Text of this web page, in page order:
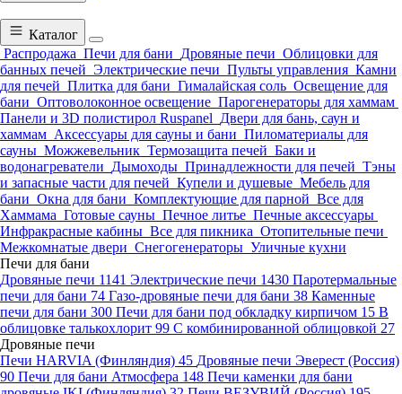
Каталог
Распродажа Печи для бани Дровяные печи Облицовки для
банных печей Электрические печи Пульты управления Камни
для печей Плитка для бани Гималайская соль Освещение для
бани Оптоволоконное освещение Парогенераторы для хаммам
Панели и 3D полистирол Ruspanel Двери для бань, саун и
хаммам Аксессуары для сауны и бани Пиломатериалы для
сауны Можжевельник Термозащита печей Баки и
водонагреватели Дымоходы Принадлежности для печей Тэны
и запасные части для печей Купели и душевые Мебель для
бани Окна для бани Комплектующие для парной Все для
Хаммама Готовые сауны Печное литье Печные аксессуары
Инфракрасные кабины Все для пикника Отопительные печи
Межкомнатые двери Снегогенераторы Уличные кухни
Печи для бани
Дровяные печи 1141 Электрические печи 1430 Паротермальные
печи для бани 74 Газо-дровяные печи для бани 38 Каменные
печи для бани 300 Печи для бани под обкладку кирпичом 15 В
облицовке талькохлорит 99 С комбинированной облицовкой 27
Дровяные печи
Печи HARVIA (Финляндия) 45 Дровяные печи Эверест (Россия)
90 Печи для бани Атмосфера 148 Печи каменки для бани